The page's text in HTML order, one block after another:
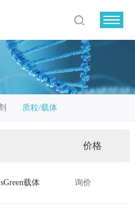
质粒/载体
价格
载体 询价